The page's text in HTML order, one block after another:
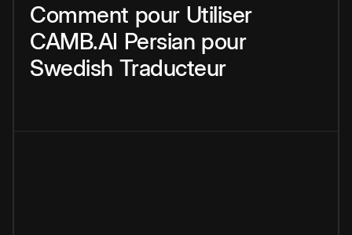
Comment pour Utiliser
CAMB.AI Persian pour
Swedish Traducteur